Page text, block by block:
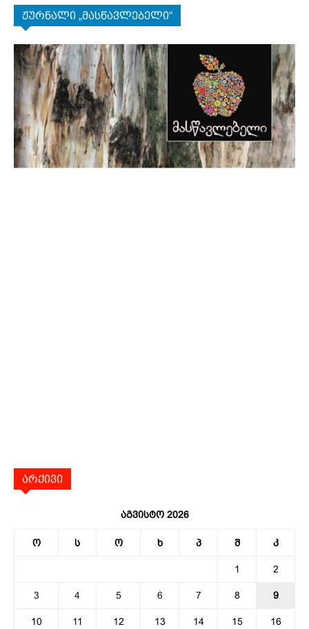
ჟურნალი „მასწავლებელი“
არქივი
აგვისტო 2026
ო ს ო ხ პ შ კ
1 2
3 4 5 6 7 8 9
10 11 12 13 14 15 16